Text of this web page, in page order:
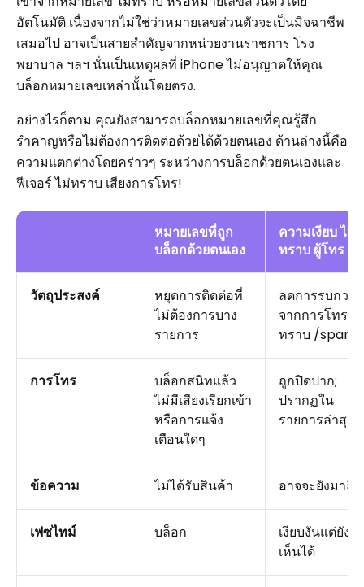
อัตโนมัติ เนื่องจากไม่ใช่ว่าหมายเลขส่วนตัวจะเป็นมิจฉาชีพ
เสมอไป อาจเป็นสายสำคัญจากหน่วยงานราชการ โรง
พยาบาล ฯลฯ นั่นเป็นเหตุผลที่ iPhone ไม่อนุญาตให้คุณ
บล็อกหมายเลขเหล่านั้นโดยตรง.
อย่างไรก็ตาม คุณยังสามารถบล็อกหมายเลขที่คุณรู้สึก
รำคาญหรือไม่ต้องการติดต่อด้วยได้ด้วยตนเอง ด้านล่างนี้คือ
ความแตกต่างโดยคร่าวๆ ระหว่างการบล็อกด้วยตนเองและ
ฟีเจอร์ ไม่ทราบ เสียงการโทร!
หมายเลขที่ถูก
บล็อกด้วยตนเอง
ความเงียบ ไม่
ทราบ ผู้โทร
วัตถุประสงค์
หยุดการติดต่อที่
ไม่ต้องการบาง
รายการ
ลดการรบกวน
จากการโทร ไ
ทราบ /spam
การโทร
บล็อกสนิทแล้ว
ไม่มีเสียงเรียกเข้า
หรือการแจ้ง
เตือนใดๆ
ถูกปิดปาก;
ปรากฏใน
รายการล่าสุด
ข้อความ ไม่ได้รับสินค้า อาจจะยังมาถึง
เฟซไทม์ บล็อก
เงียบงันแต่ยังม
เห็นได้